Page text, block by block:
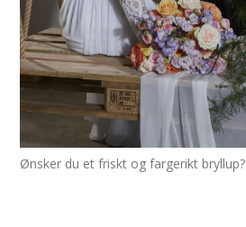
Ønsker du et friskt og fargerikt bryllup?